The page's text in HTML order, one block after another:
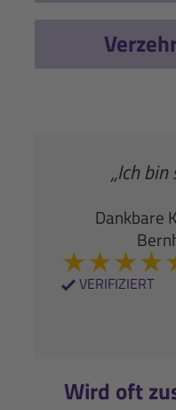
„Ich bin
Dankbare
★★★★
VERIFIZIERT
Wird oft